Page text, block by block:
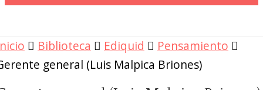
Biblioteca Ediquid
Pensamiento
general (Luis Malpica Briones)